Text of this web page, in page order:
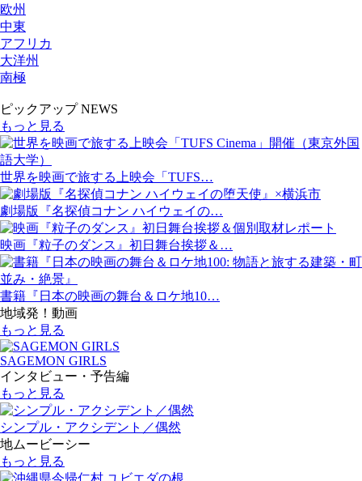
欧州
中東
アフリカ
大洋州
南極
ピックアップ NEWS
もっと見る
世界を映画で旅する上映会「TUFS…
劇場版『名探偵コナン ハイウェイの…
映画『粒子のダンス』初日舞台挨拶＆…
書籍『日本の映画の舞台＆ロケ地10…
地域発！動画
もっと見る
SAGEMON GIRLS
インタビュー・予告編
もっと見る
シンプル・アクシデント／偶然
地ムービーシー
もっと見る